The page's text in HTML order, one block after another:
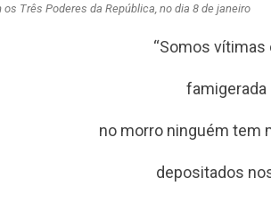
Três Poderes da República, no dia 8 de janeiro
“Somos vítimas
famigerada
no morro ninguém tem
depositados